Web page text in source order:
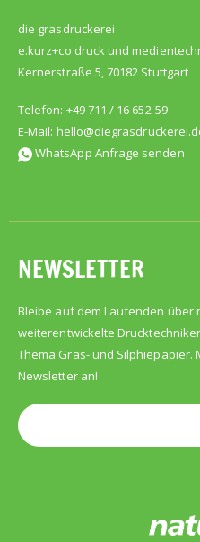
die grasdruckerei
e.kurz+co druck und
Kernerstraße 5, 70182 Stuttgart
Telefon: +49 711 / 16 652-59
E-Mail:
WhatsApp Anfrage senden
NEWSLETTER
Bleibe auf dem Laufenden über
weiterentwickelte
Thema Gras- und
Newsletter an!